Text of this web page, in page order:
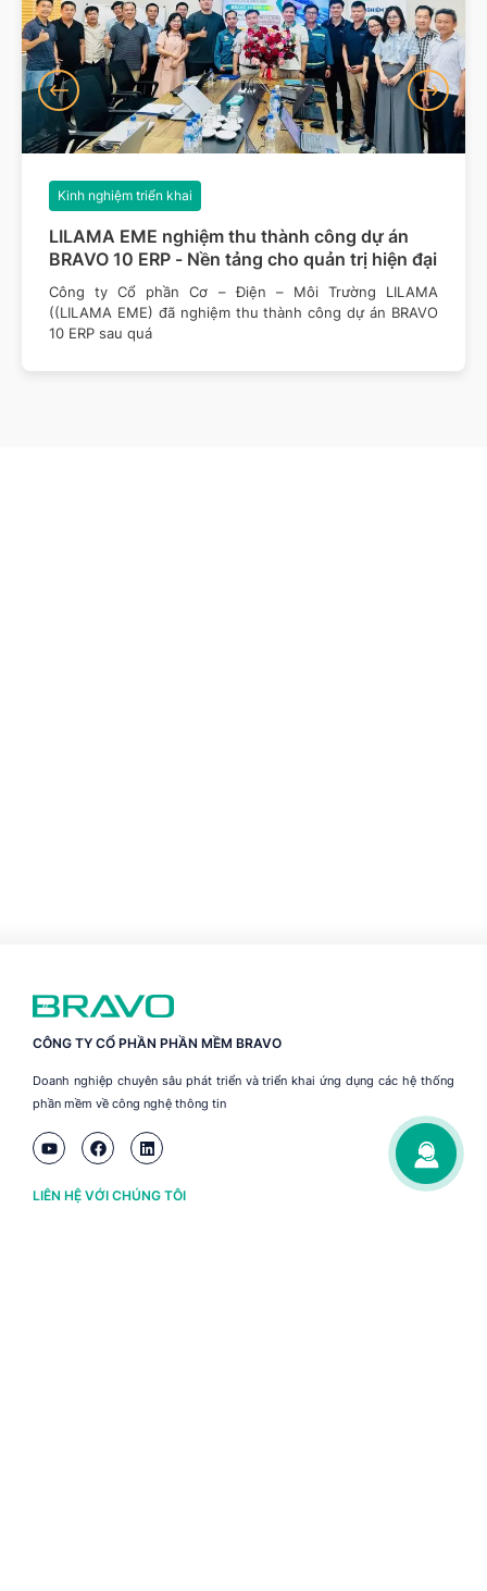
LILAMA EME nghiệm thu thành công dự án
BRAVO 10 ERP - Nền tảng cho quản trị hiện đại
Kinh nghiệm triển khai
Công ty Cổ phần Cơ – Điện – Môi Trường LILAMA
((LILAMA EME) đã nghiệm thu thành công dự án BRAVO
10 ERP sau quá
CÔNG TY CỔ PHẦN PHẦN MỀM BRAVO
Doanh nghiệp chuyên sâu phát triển và triển khai ứng dụng các hệ thống
phần mềm về công nghệ thông tin
LIÊN HỆ VỚI CHÚNG TÔI